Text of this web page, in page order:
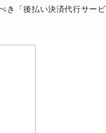
き「後払い決済代行サービ